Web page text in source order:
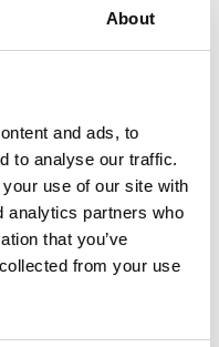
About
and ads, to
to analyse our traffic.
use of our site with
analytics partners who
that you’ve
from your use